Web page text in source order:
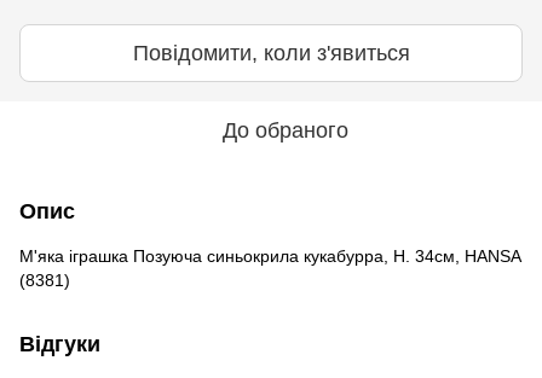
Повідомити, коли з'явиться
До обраного
Опис
М'яка іграшка Позуюча синьокрила кукабурра, H. 34см, HANSA
(8381)
Відгуки